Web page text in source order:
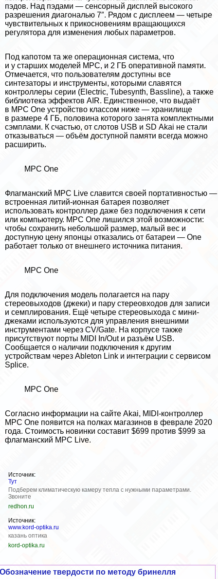
Источник:
Тут
Подберем климатическую камеру тепла с нужными параметрами.
Звоните
redhon.ru
Источник:
www.kord-optika.ru
казань оптика
kord-optika.ru
пэдов. Над пэдами — сенсорный дисплей высокого
разрешения диагональю 7″. Рядом с дисплеем — четыре
чувствительных к прикосновениям вращающихся
регулятора для изменения любых параметров.
Под капотом та же операционная система, что
и у старших моделей MPC, и 2 ГБ оперативной памяти.
Отмечается, что пользователям доступны все
синтезаторы и инструменты, которыми славятся
контроллеры серии (Electric, Tubesynth, Bassline), а также
библиотека эффектов AIR. Единственное, что выдаёт
в MPC One устройство классом ниже — хранилище
в размере 4 ГБ, половина которого занята комплектными
сэмплами. К счастью, от слотов USB и SD Akai не стали
отказываться — объём доступной памяти всегда можно
расширить.
MPC One
Флагманский MPC Live славится своей портативностью —
встроенная литий-ионная батарея позволяет
использовать контроллер даже без подключения к сети
или компьютеру. MPC One лишился этой возможности:
чтобы сохранить небольшой размер, малый вес и
доступную цену японцы отказались от батареи — One
работает только от внешнего источника питания.
MPC One
Для подключения модель полагается на пару
стереовыходов (джеки) и пару стереовходов для записи
и семплирования. Ещё четыре стереовыхода с мини-
джеками используются для управления внешними
инструментами через CV/Gate. На корпусе также
присутствуют порты MIDI In/Out и разъём USB.
Сообщается о наличии подключения к другим
устройствам через Ableton Link и интеграции с сервисом
Splice.
MPC One
Согласно информации на сайте Akai, MIDI-контроллер
MPC One появится на полках магазинов в феврале 2020
года. Стоимость новинки составит $699 против $999 за
флагманский MPC Live.
Обозначение твердости по методу бринелля